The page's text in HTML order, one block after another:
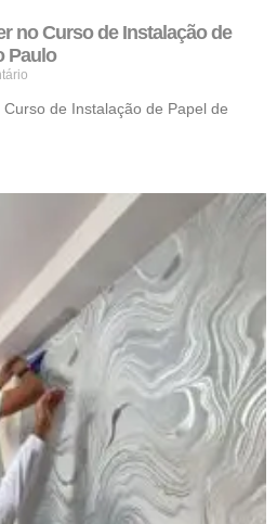
no Curso de Instalação de
Paulo
de Instalação de Papel de